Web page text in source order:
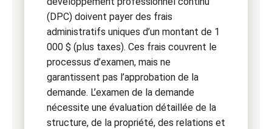
(DPC) doivent payer des frais
administratifs uniques d’un montant de 1
000 $ (plus taxes). Ces frais couvrent le
processus d’examen, mais ne
garantissent pas l’approbation de la
demande. L’examen de la demande
nécessite une évaluation détaillée de la
structure, de la propriété, des relations et